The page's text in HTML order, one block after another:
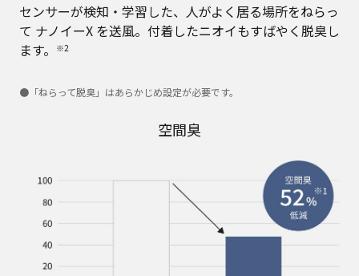
センサーが検知・学習した、人がよく居る場所をねらっ
て ナノイーX を送風。付着したニオイもすばやく脱臭し
ます。
※2
●「ねらって脱臭」はあらかじめ設定が必要です。
空間臭